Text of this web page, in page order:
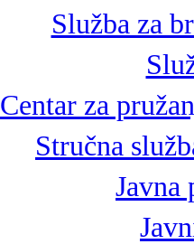
Služba za
Centar za
Stručna
Javna